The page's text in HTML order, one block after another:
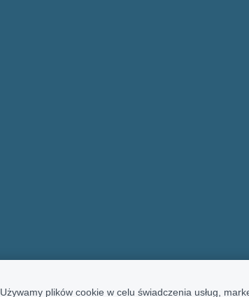
Używamy plików cookie w celu świadczenia usług,